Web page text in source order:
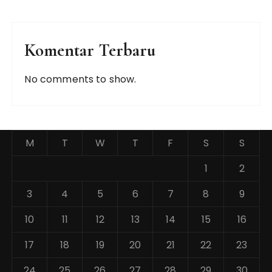
Komentar Terbaru
No comments to show.
M T W T F S
S
1
2
3
4 5 6 7 8
9
10
11 12 13 14 15
16
17
18 19 20 21 22
23